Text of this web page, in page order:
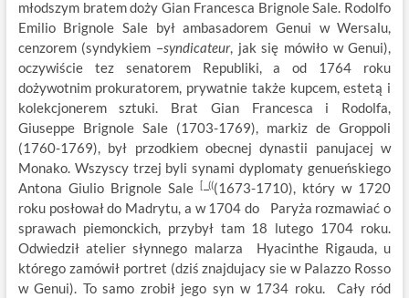
młodszym bratem doży Gian Francesca Brignole Sale. Rodolfo
Emilio Brignole Sale był ambasadorem Genui w Wersalu,
cenzorem (syndykiem –syndicateur, jak się mówiło w Genui),
oczywiście tez senatorem Republiki, a od 1764 roku
dożywotnim prokuratorem, prywatnie także kupcem, estetą i
kolekcjonerem sztuki. Brat Gian Francesca i Rodolfa,
Giuseppe Brignole Sale (1703-1769), markiz de Groppoli
(1760-1769), był przodkiem obecnej dynastii panujacej w
Monako. Wszyscy trzej byli synami dyplomaty genueńskiego
Antona Giulio Brignole Sale [ (((1673-1710), który w 1720
roku posłował do Madrytu, a w 1704 do Paryża rozmawiać o
sprawach piemonckich, przybył tam 18 lutego 1704 roku.
Odwiedził atelier słynnego malarza Hyacinthe Rigauda, u
którego zamówił portret (dziś znajdujacy sie w Palazzo Rosso
w Genui). To samo zrobił jego syn w 1734 roku. Cały ród